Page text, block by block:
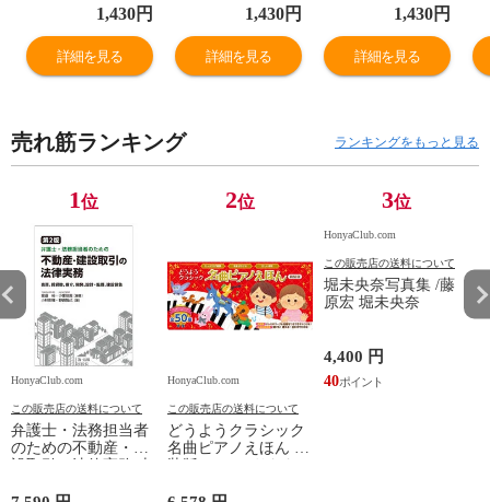
1,430円
詳細を見る
かの異世界を生
き抜くには チー
ト選びから始め
る異世界無双攻
1,430円
詳細を見る
日も密かに無双
する ２ /鈴木竜
一 もりのみのり
1,430円
詳細を見る
売れ筋ランキング ランキングをもっと見る
1位
HonyaClub.com
この販売店の送料について
弁護士・法務担当者
のための不動産・建
2位
HonyaClub.com
この販売店の送料について
どうようクラシック
名曲ピアノえほん 新
3位
HonyaClub.com
この販売店の送料について
堀未央奈写真集 /藤
原宏 堀未央奈
4,400 円
40